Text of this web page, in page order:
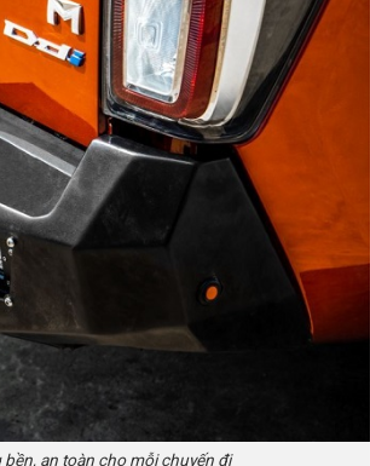
an toàn cho mỗi chuyến đi